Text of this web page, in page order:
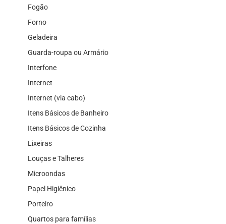
Fogão
Forno
Geladeira
Guarda-roupa ou Armário
Interfone
Internet
Internet (via cabo)
Itens Básicos de Banheiro
Itens Básicos de Cozinha
Lixeiras
Louças e Talheres
Microondas
Papel Higiênico
Porteiro
Quartos para famílias